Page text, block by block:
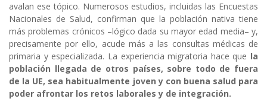
avalan ese tópico. Numerosos estudios, incluidas las Encuestas
Nacionales de Salud, confirman que la población nativa tiene
más problemas crónicos –lógico dada su mayor edad media– y,
precisamente por ello, acude más a las consultas médicas de
primaria y especializada. La experiencia migratoria hace que la
población llegada de otros países, sobre todo de fuera
de la UE, sea habitualmente joven y con buena salud para
poder afrontar los retos laborales y de integración.